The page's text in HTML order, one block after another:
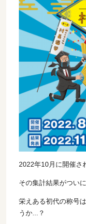
2022年10月に開催さ
その集計結果がつい
栄えある初代の称号
うか...？